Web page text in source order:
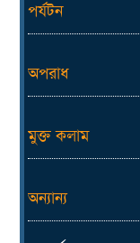
পর্যটন
অপরাধ
মুক্ত কলাম
অন্যান্য